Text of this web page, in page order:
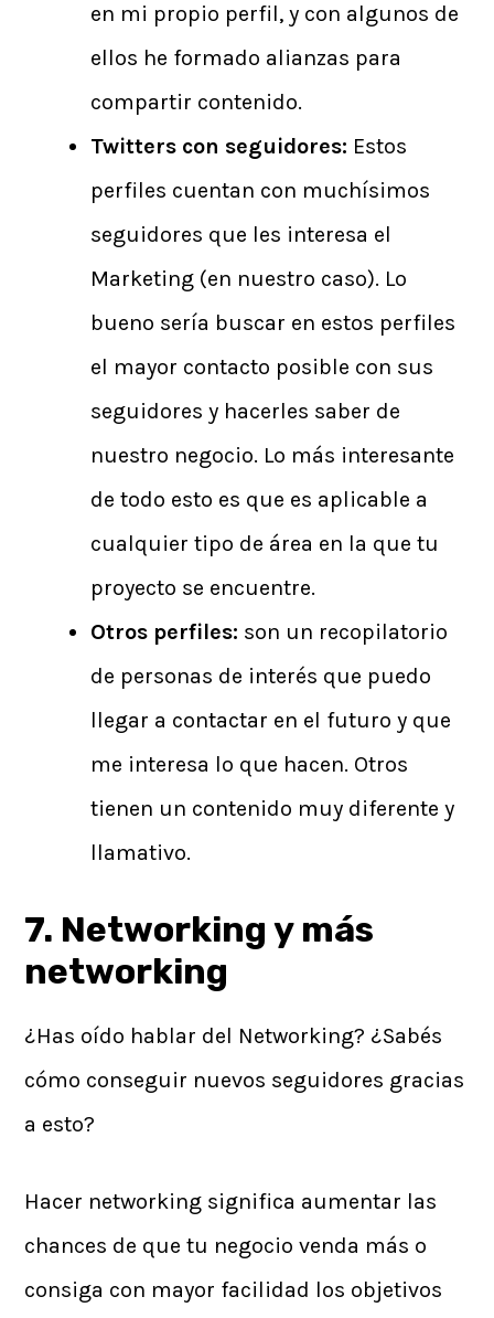
en mi propio perfil, y con algunos de
ellos he formado alianzas para
compartir contenido.
Twitters con seguidores: Estos
perfiles cuentan con muchísimos
seguidores que les interesa el
Marketing (en nuestro caso). Lo
bueno sería buscar en estos perfiles
el mayor contacto posible con sus
seguidores y hacerles saber de
nuestro negocio. Lo más interesante
de todo esto es que es aplicable a
cualquier tipo de área en la que tu
proyecto se encuentre.
Otros perfiles: son un recopilatorio
de personas de interés que puedo
llegar a contactar en el futuro y que
me interesa lo que hacen. Otros
tienen un contenido muy diferente y
llamativo.
7. Networking y más
networking
¿Has oído hablar del Networking? ¿Sabés
cómo conseguir nuevos seguidores gracias
a esto?
Hacer networking significa aumentar las
chances de que tu negocio venda más o
consiga con mayor facilidad los objetivos